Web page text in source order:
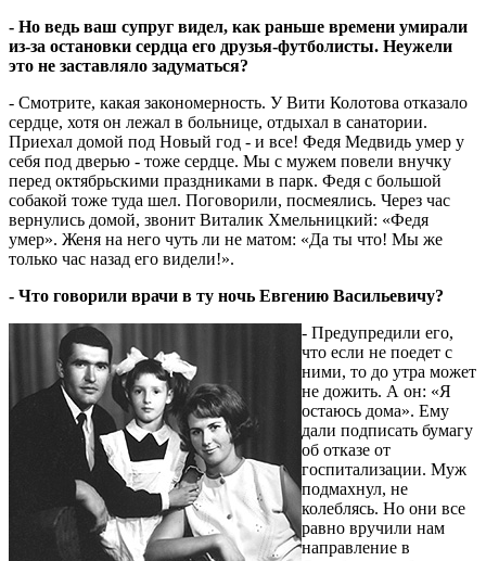
- Но ведь ваш супруг видел, как раньше времени умирали
из-за остановки сердца его друзья-футболисты. Неужели
это не заставляло задуматься?
- Смотрите, какая закономерность. У Вити Колотова отказало
сердце, хотя он лежал в больнице, отдыхал в санатории.
Приехал домой под Новый год - и все! Федя Медвидь умер у
себя под дверью - тоже сердце. Мы с мужем повели внучку
перед октябрьскими праздниками в парк. Федя с большой
собакой тоже туда шел. Поговорили, посмеялись. Через час
вернулись домой, звонит Виталик Хмельницкий: «Федя
умер». Женя на него чуть ли не матом: «Да ты что! Мы же
только час назад его видели!».
- Что говорили врачи в ту ночь Евгению Васильевичу?
- Предупредили его,
что если не поедет с
ними, то до утра может
не дожить. А он: «Я
остаюсь дома». Ему
дали подписать бумагу
об отказе от
госпитализации. Муж
подмахнул, не
колеблясь. Но они все
равно вручили нам
направление в